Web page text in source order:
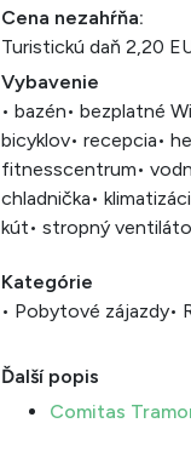
Cena nezahŕňa:
Turistickú daň 2,20
Vybavenie
• bazén• bezplatné
bicyklov• recepcia•
fitnesscentrum•
chladnička•
kút• stropný
Kategórie
• Pobytové zájazdy•
Ďalší popis
Comitas